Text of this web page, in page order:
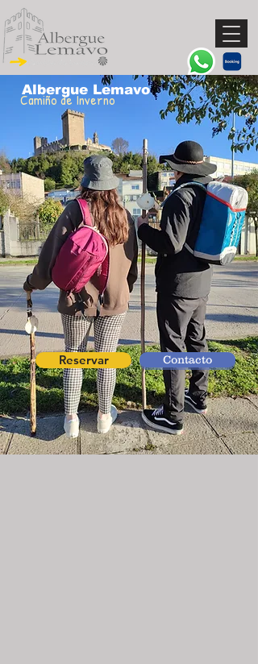
Camiño de Inverno
Albergue Lemavo
Reservar Contacto